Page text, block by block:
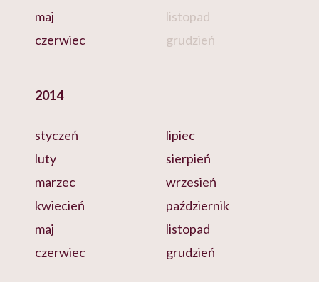
maj
czerwiec
listopad
grudzień
2014
styczeń
luty
marzec
kwiecień
maj
czerwiec
lipiec
sierpień
wrzesień
październik
listopad
grudzień